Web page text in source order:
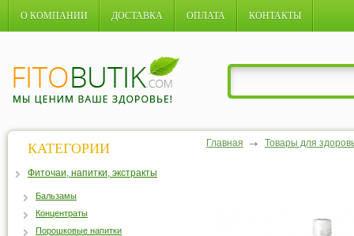
О КОМПАНИИ ДОСТАВКА ОПЛАТА КОНТАКТЫ
Главная Товары для
КАТЕГОРИИ
Фиточаи, напитки, экстракты
Бальзамы
Концентраты
Порошковые напитки